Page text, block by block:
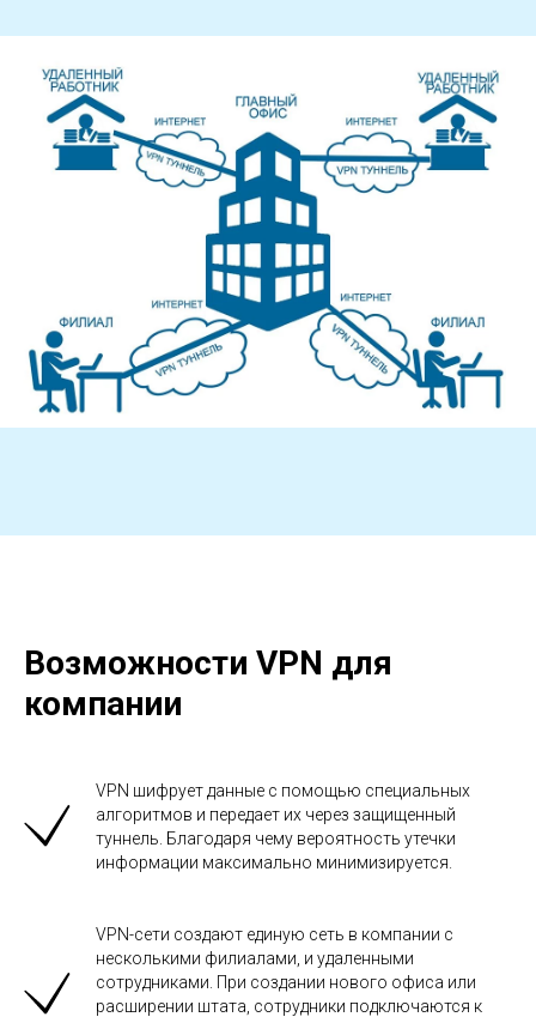
Возможности VPN для
компании
VPN шифрует данные с помощью специальных
алгоритмов и передает их через защищенный
туннель. Благодаря чему вероятность утечки
информации максимально минимизируется.
VPN-сети создают единую сеть в компании с
несколькими филиалами, и удаленными
сотрудниками. При создании нового офиса или
расширении штата, сотрудники подключаются к